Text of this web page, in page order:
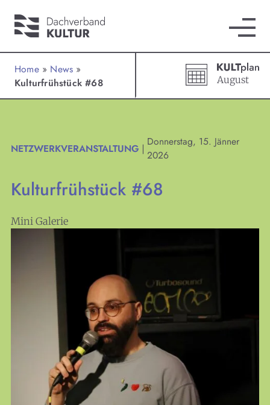
Home» News »
Kulturfrühstück #68
August
NETZWERKVERANSTALTUNG
Donnerstag, 15. Jänner
2026
Kulturfrühstück #68
Mini Galerie